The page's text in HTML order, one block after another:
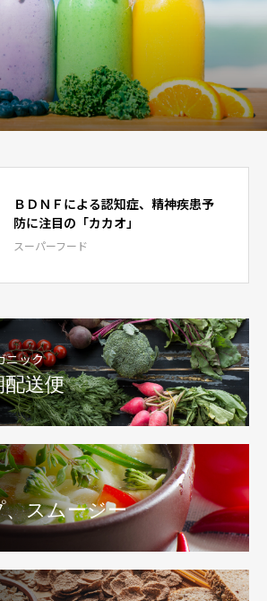
ＢＤＮＦによる認知症、精神疾患予
防に注目の「カカオ」
スーパーフード
ニック
配送便
、スムージー